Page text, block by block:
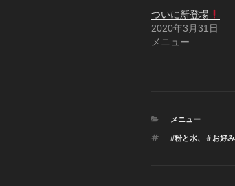
ついに新登場
2020年3月31日
メニュー
カ
ゴ
メニュー
タ
#粉と水、 ＃お好